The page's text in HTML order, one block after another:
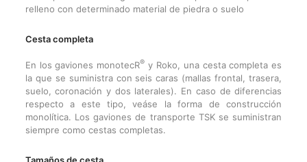
relleno con determinado material de piedra o suelo
Cesta completa
En los gaviones monotecR® y Roko, una cesta completa es
la que se suministra con seis caras (mallas frontal, trasera,
suelo, coronación y dos laterales). En caso de diferencias
respecto a este tipo, veáse la forma de construcción
monolítica. Los gaviones de transporte TSK se suministran
siempre como cestas completas.